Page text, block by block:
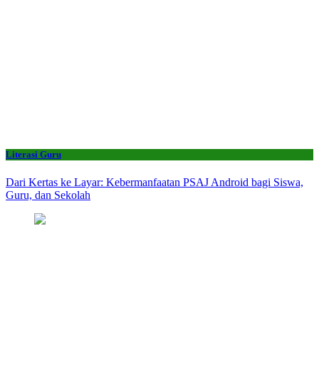
Literasi Guru
Dari Kertas ke Layar: Kebermanfaatan PSAJ Android bagi Siswa,
Guru, dan Sekolah